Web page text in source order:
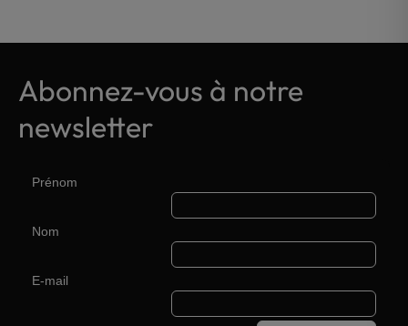
Abonnez-vous à notre
newsletter
Prénom
Nom
E-mail